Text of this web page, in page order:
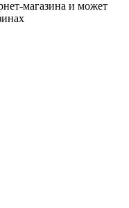
магазина и может